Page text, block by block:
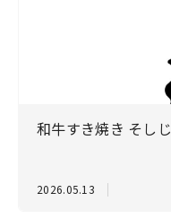
和牛すき焼き そしじ
2026.05.13